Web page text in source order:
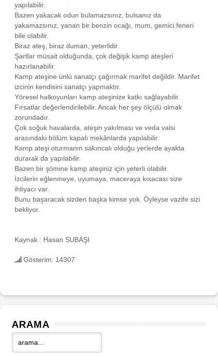
yapılabilir.
Bazen yakacak odun bulamazsınız, bulsanız da
yakamazsınız, yanan bir benzin ocağı, mum, gemici feneri
bile olabilir.
Biraz ateş, biraz duman, yeterlidir.
Şartlar müsait olduğunda, çok değişik kamp ateşleri
hazırlanabilir.
Kamp ateşine ünlü sanatçı çağırmak marifet değildir. Marifet
izcinin kendisini sanatçı yapmaktır.
Yöresel halkoyunları kamp ateşinize katkı sağlayabilir.
Fırsatlar değerlendirilebilir. Ancak her şey ölçülü olmak
zorundadır.
Çok soğuk havalarda, ateşin yakılması ve veda valsi
arasındaki bölüm kapalı mekânlarda yapılabilir.
Kamp ateşi oturmanın sakıncalı olduğu yerlerde ayakta
durarak da yapılabilir.
Bazen bir şömine kamp ateşiniz için yeterli olabilir.
İzcilerin eğlenmeye, uyumaya, maceraya kısacası size
ihtiyacı var.
Bunu başaracak sizden başka kimse yok. Öyleyse vazife sizi
bekliyor.
Kaynak : Hasan SUBAŞI
Gösterim: 14307
ARAMA